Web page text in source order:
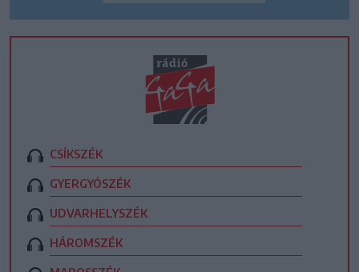
CSÍKSZÉK
GYERGYÓSZÉK
UDVARHELYSZÉK
HÁROMSZÉK